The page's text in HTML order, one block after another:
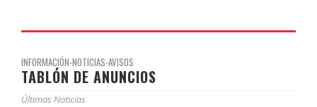
INFORMACIÓN-NOTICIAS-AVISOS
TABLÓN DE ANUNCIOS
Últimas Noticias